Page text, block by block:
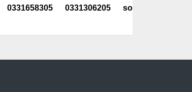
0331658305 0331306205